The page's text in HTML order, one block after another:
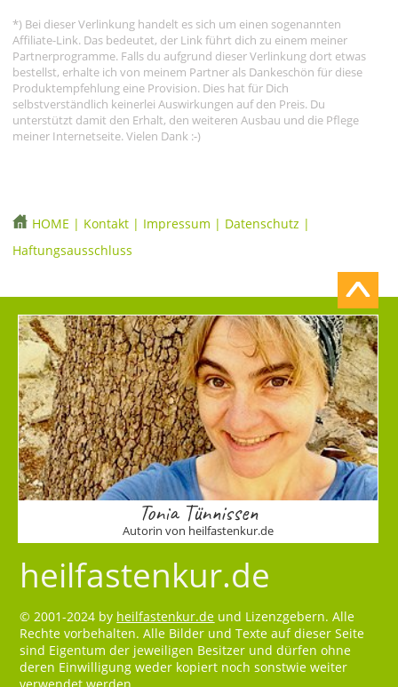
*) Bei dieser Verlinkung handelt es sich um einen sogenannten
Affiliate-Link. Das bedeutet, der Link führt dich zu einem meiner
Partnerprogramme. Falls du aufgrund dieser Verlinkung dort etwas
bestellst, erhalte ich von meinem Partner als Dankeschön für diese
Produktempfehlung eine Provision. Dies hat für Dich
selbstverständlich keinerlei Auswirkungen auf den Preis. Du
unterstützt damit den Erhalt, den weiteren Ausbau und die Pflege
meiner Internetseite. Vielen Dank :-)
HOME | Kontakt | Impressum | Datenschutz |
Haftungsausschluss
Tonia Tünnissen
Autorin von heilfastenkur.de
heilfastenkur.de
© 2001-2024 by heilfastenkur.de und Lizenzgebern. Alle
Rechte vorbehalten. Alle Bilder und Texte auf dieser Seite
sind Eigentum der jeweiligen Besitzer und dürfen ohne
deren Einwilligung weder kopiert noch sonstwie weiter